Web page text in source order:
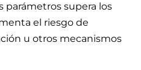
parámetros supera los
el riesgo de
u otros mecanismos